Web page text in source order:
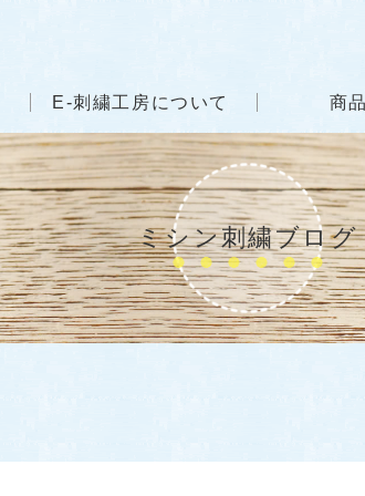
E-刺繍工房について 商
ミシン刺繍ブログ